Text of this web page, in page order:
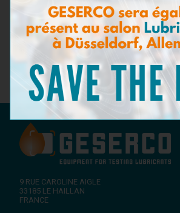
Ne manquez pas les dernières
Inscrivez-vous à notre newsletter
informations sur nos innovations en
l'état des lubrifiants, nos événements à
d'experts sur la maintenance préventive.
l'industrie avec GESERCO !
Abonnez-vous à notre newsletter
9 RUE CAROLINE AIGLE
33185 LE HAILLAN
FRANCE